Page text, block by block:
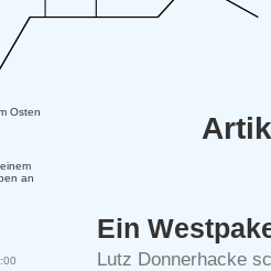
Ein
Lutz Donnerhacke
Osten
an